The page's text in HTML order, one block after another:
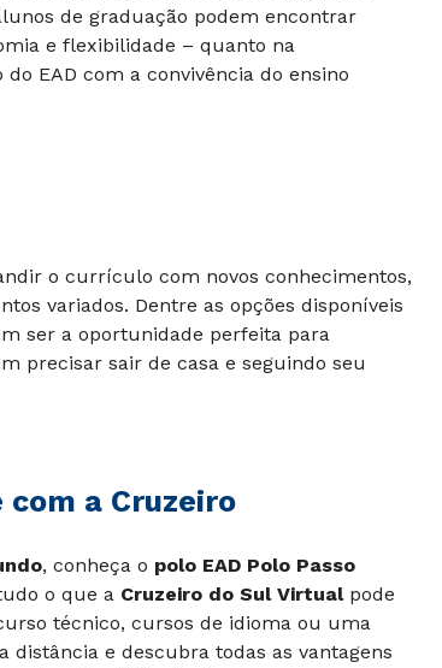
de graduação podem encontrar
e flexibilidade – quanto na
EAD com a convivência do ensino
o currículo com novos conhecimentos,
variados. Dentre as opções disponíveis
ser a oportunidade perfeita para
precisar sair de casa e seguindo seu
com a Cruzeiro
, conheça o polo EAD Polo Passo
o que a Cruzeiro do Sul Virtualpode
técnico, cursos de idioma ou uma
distância e descubra todas as vantagens